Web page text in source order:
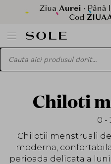
Chiloti
0 -
Chilotii menstruali
moderna,
perioada delicata a